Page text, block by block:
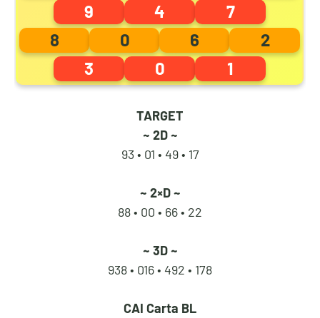
3
4
8
9
0
2
8
9
0
2
0
1
9 4
7
8
0 6
2
3
0 1
TARGET
~ 2D ~
93 • 01 • 49 • 17
~ 2×D ~
88 • 00 • 66 • 22
~ 3D ~
938 • 016 • 492 • 178
CAI Carta BL